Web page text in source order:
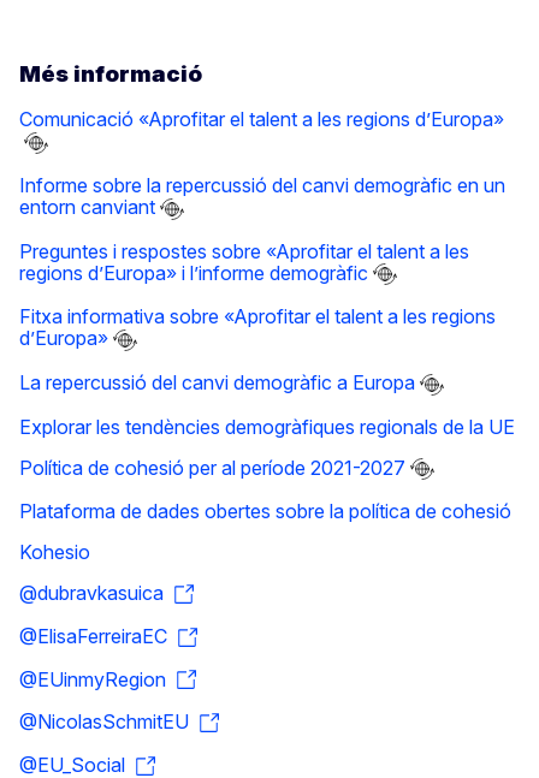
Més informació
Comunicació «Aprofitar el talent a les regions d’Europa»
Informe sobre la repercussió del canvi demogràfic en un
entorn canviant
Preguntes i respostes sobre «Aprofitar el talent a les
regions d’Europa» i l’informe demogràfic
Fitxa informativa sobre «Aprofitar el talent a les regions
d’Europa»
La repercussió del canvi demogràfic a Europa
Explorar les tendències demogràfiques regionals de la UE
Política de cohesió per al període 2021-2027
Plataforma de dades obertes sobre la política de cohesió
Kohesio
@dubravkasuica
@ElisaFerreiraEC
@EUinmyRegion
@NicolasSchmitEU
@EU_Social